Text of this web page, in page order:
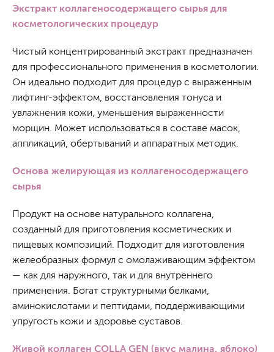
Экстракт коллагеносодержащего сырья для
косметологических процедур
Чистый концентрированный экстракт предназначен
для профессионального применения в косметологии.
Он идеально подходит для процедур с выраженным
лифтинг-эффектом, восстановления тонуса и
увлажнения кожи, уменьшения выраженности
морщин. Может использоваться в составе масок,
аппликаций, обертываний и аппаратных методик.
Основа желирующая из коллагеносодержащего
сырья
Продукт на основе натурального коллагена,
созданный для приготовления косметических и
пищевых композиций. Подходит для изготовления
желеобразных формул с омолаживающим эффектом
— как для наружного, так и для внутреннего
применения. Богат структурными белками,
аминокислотами и пептидами, поддерживающими
упругость кожи и здоровье суставов.
Живой коллаген COLLA GEN (вкус малина, яблоко)